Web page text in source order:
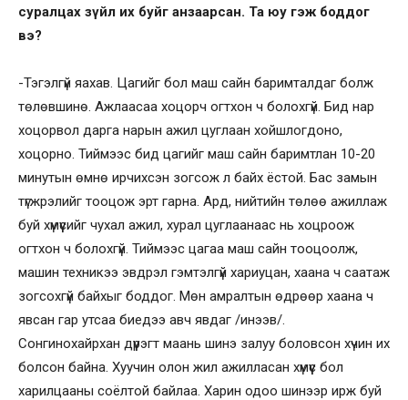
суралцах зүйл их буйг анзаарсан. Та юу гэж боддог
вэ?
-Тэгэлгүй яахав. Цагийг бол маш сайн баримталдаг болж
төлөвшинө. Ажлаасаа хоцорч огтхон ч болохгүй. Бид нар
хоцорвол дарга нарын ажил цуглаан хойшлогдоно,
хоцорно. Тиймээс бид цагийг маш сайн баримтлан 10-20
минутын өмнө ирчихсэн зогсож л байх ёстой. Бас замын
түгжрэлийг тооцож эрт гарна. Ард, нийтийн төлөө ажиллаж
буй хүмүүсийг чухал ажил, хурал цуглаанаас нь хоцроож
огтхон ч болохгүй. Тиймээс цагаа маш сайн тооцоолж,
машин техникээ эвдрэл гэмтэлгүй хариуцан, хаана ч саатаж
зогсохгүй байхыг боддог. Мөн амралтын өдрөөр хаана ч
явсан гар утсаа биедээ авч явдаг /инээв/.
Сонгинохайрхан дүүрэгт маань шинэ залуу боловсон хүчин их
болсон байна. Хуучин олон жил ажилласан хүмүүс бол
харилцааны соёлтой байлаа. Харин одоо шинээр ирж буй